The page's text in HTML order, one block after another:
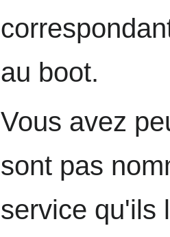
au boot.
Vous avez
sont pas
service qu'ils